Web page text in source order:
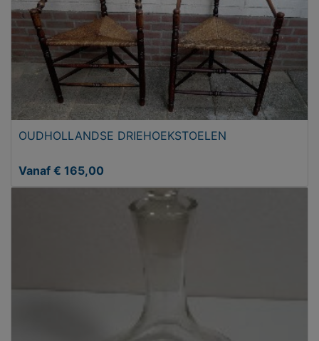
OUDHOLLANDSE DRIEHOEKSTOELEN
Vanaf € 165,00